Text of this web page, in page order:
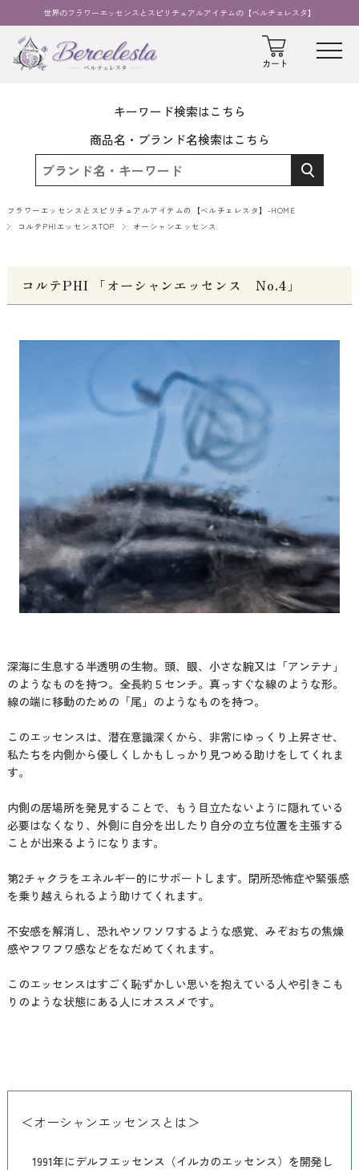
世界のフラワーエッセンスとスピリチュアルアイテムの【ベルチェレスタ】
キーワード検索はこちら
商品名・ブランド名検索はこちら
フラワーエッセンスとスピリチュアルアイテムの【ベルチェレスタ】-HOME
コルテPHIエッセンスTOP
オーシャンエッセンス
コルテPHI 「オーシャンエッセンス No.4」
深海に生息する半透明の生物。頭、眼、小さな腕又は「アンテナ」
のようなものを持つ。全長約５センチ。真っすぐな線のような形。
線の端に移動のための「尾」のようなものを持つ。
このエッセンスは、潜在意識深くから、非常にゆっくり上昇させ、
私たちを内側から優しくしかもしっかり見つめる助けをしてくれま
す。
内側の居場所を発見することで、もう目立たないように隠れている
必要はなくなり、外側に自分を出したり自分の立ち位置を主張する
ことが出来るようになります。
第2チャクラをエネルギー的にサポートします。閉所恐怖症や緊張感
を乗り越えられるよう助けてくれます。
不安感を解消し、恐れやソワソワするような感覚、みぞおちの焦燥
感やフワフワ感などをなだめてくれます。
このエッセンスはすごく恥ずかしい思いを抱えている人や引きこも
りのような状態にある人にオススメです。
＜オーシャンエッセンスとは＞
1991年にデルフエッセンス（イルカのエッセンス）を開発し